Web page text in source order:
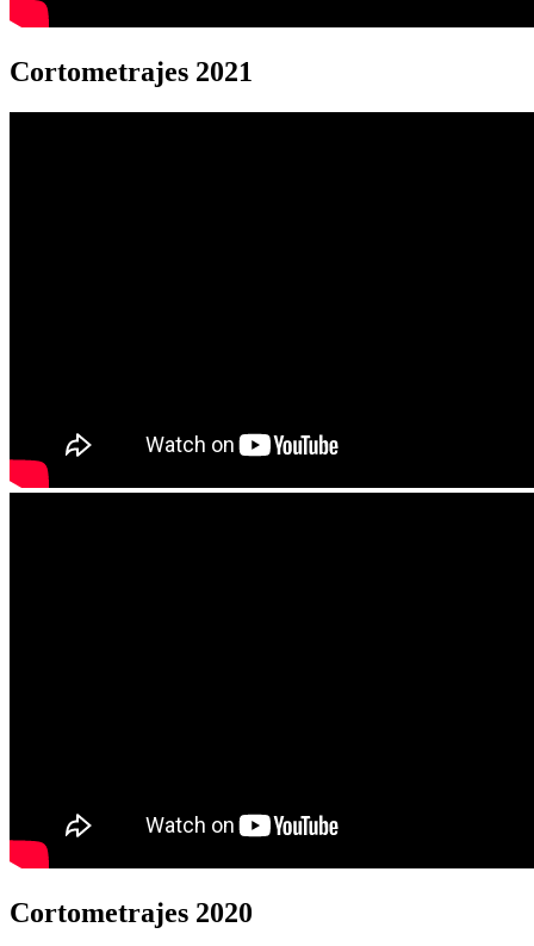
Cortometrajes 2021
Cortometrajes 2020